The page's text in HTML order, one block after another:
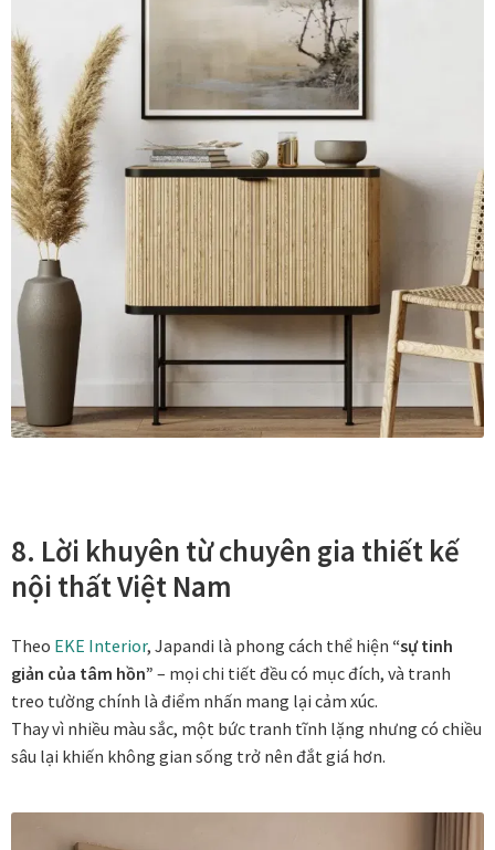
8. Lời khuyên từ chuyên gia thiết kế
nội thất Việt Nam
Theo EKE Interior, Japandi là phong cách thể hiện “sự tinh
giản của tâm hồn” – mọi chi tiết đều có mục đích, và tranh
treo tường chính là điểm nhấn mang lại cảm xúc.
Thay vì nhiều màu sắc, một bức tranh tĩnh lặng nhưng có chiều
sâu lại khiến không gian sống trở nên đắt giá hơn.